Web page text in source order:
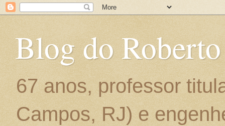
Blog do
67 anos, professor
Campos, RJ) e